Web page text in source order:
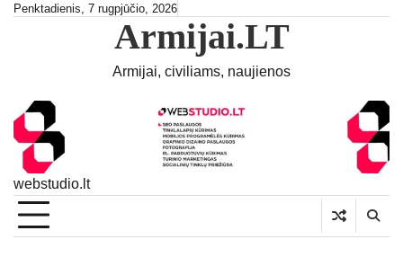
SkipPenktadienis, 7 rugpjūčio, 2026
Armijai.LT
Armijai, civiliams, naujienos
webstudio.lt